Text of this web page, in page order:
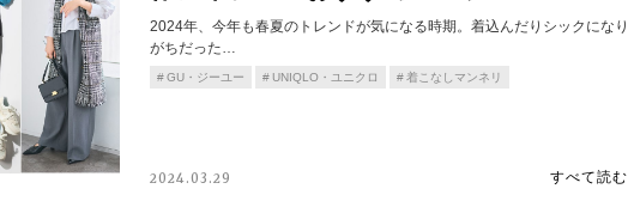
2024年、今年も春夏のトレンドが気になる時期。着込んだりシックになり
がちだった…
GU・ジーユー UNIQLO・ユニクロ 着こなしマンネリ
2024.03.29 すべて読む